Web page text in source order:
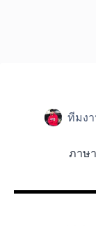
ทีมงา
ภาษ